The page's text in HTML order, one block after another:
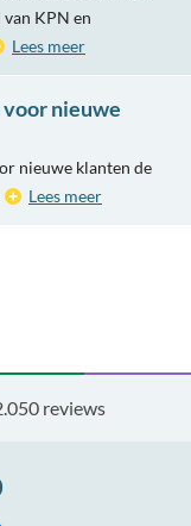
KPN en
Lees meer
nieuwe
nieuwe klanten de
Lees meer
reviews